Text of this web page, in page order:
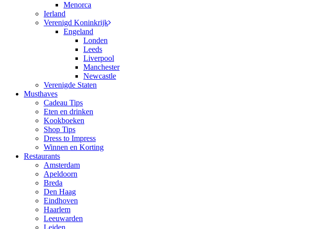
Menorca
Ierland
Verenigd Koninkrijk
Engeland
Londen
Leeds
Liverpool
Manchester
Newcastle
Verenigde Staten
Musthaves
Cadeau Tips
Eten en drinken
Kookboeken
Shop Tips
Dress to Impress
Winnen en Korting
Restaurants
Amsterdam
Apeldoorn
Breda
Den Haag
Eindhoven
Haarlem
Leeuwarden
Leiden